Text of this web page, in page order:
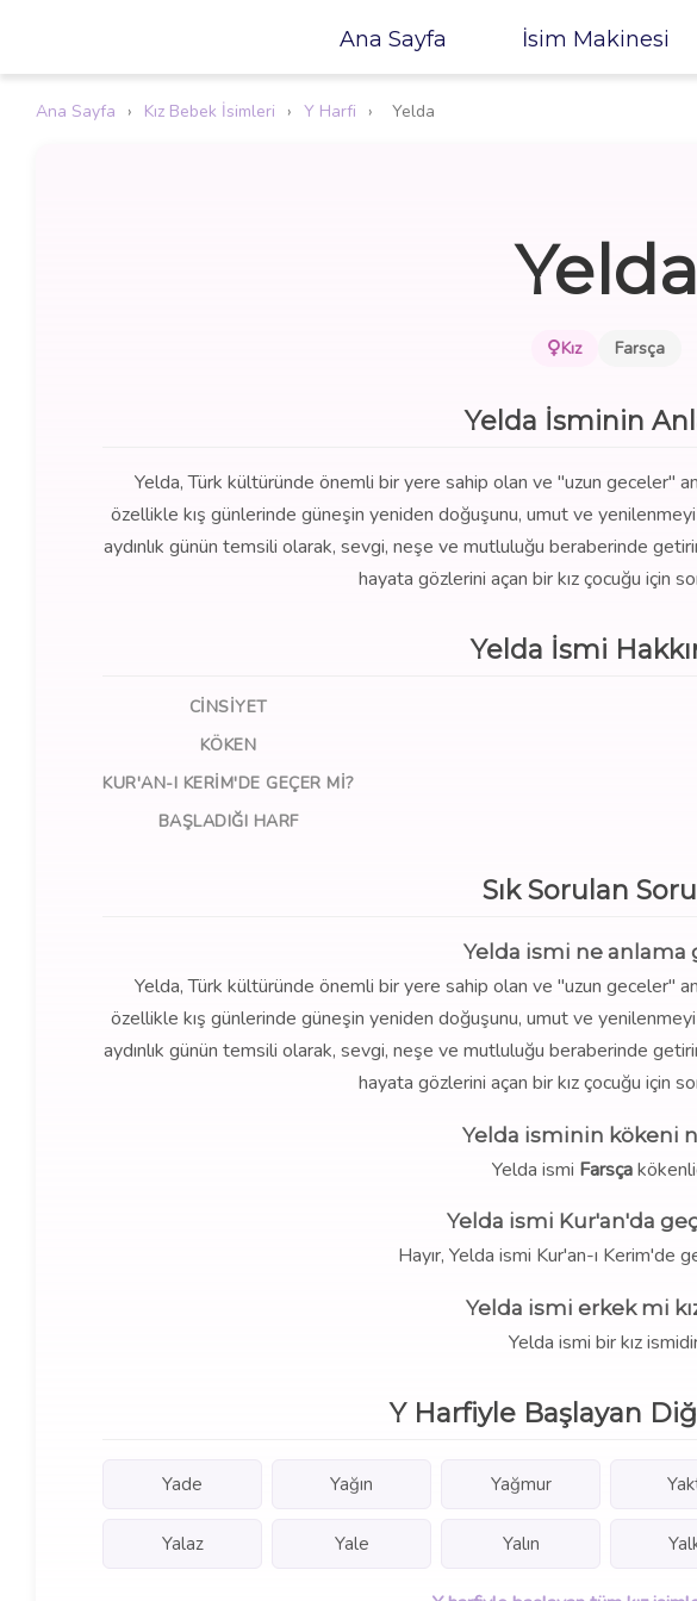
Ana Sayfa İsim Makinesi
Ana Sayfa › Kız Bebek İsimleri › Y Harfi › Yelda
Yelda
Kız Farsça
Yelda İsminin
Yelda, Türk kültüründe önemli bir yere sahip olan ve "uzun geceler"
özellikle kış günlerinde güneşin yeniden doğuşunu, umut ve
aydınlık günün temsili olarak, sevgi, neşe ve mutluluğu beraberinde
hayata gözlerini açan bir kız çocuğu için
Yelda İsmi
CINSIYET
KÖKEN
KUR'AN-I KERIM'DE GEÇER MI?
BAŞLADIĞI HARF
Sık Sorulan
Yelda ismi ne anlama
Yelda, Türk kültüründe önemli bir yere sahip olan ve "uzun geceler"
özellikle kış günlerinde güneşin yeniden doğuşunu, umut ve
aydınlık günün temsili olarak, sevgi, neşe ve mutluluğu beraberinde
hayata gözlerini açan bir kız çocuğu için
Yelda isminin kökeni
Yelda ismi Farsça
Yelda ismi Kur'an'da
Hayır, Yelda ismi Kur'an-ı Kerim'de
Yelda ismi erkek mi
Yelda ismi bir kız
Y Harfiyle Başlayan
Yade Yağın Yağmur
Yalaz Yale Yalın